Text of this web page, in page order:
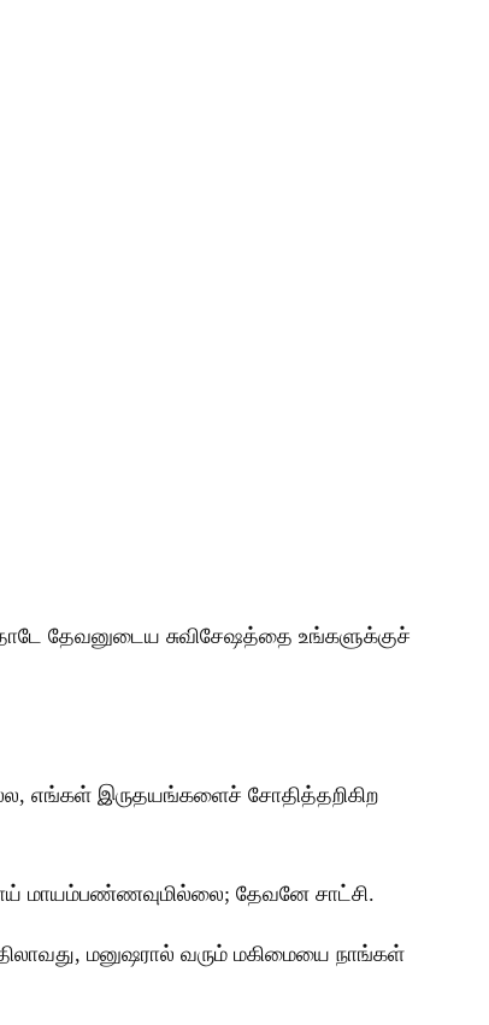
தேவனுடைய சுவிசேஷத்தை உங்களுக்குச்
எங்கள் இருதயங்களைச் சோதித்தறிகிற
மாயம்பண்ணவுமில்லை; தேவனே சாட்சி.
மனுஷரால் வரும் மகிமையை நாங்கள்